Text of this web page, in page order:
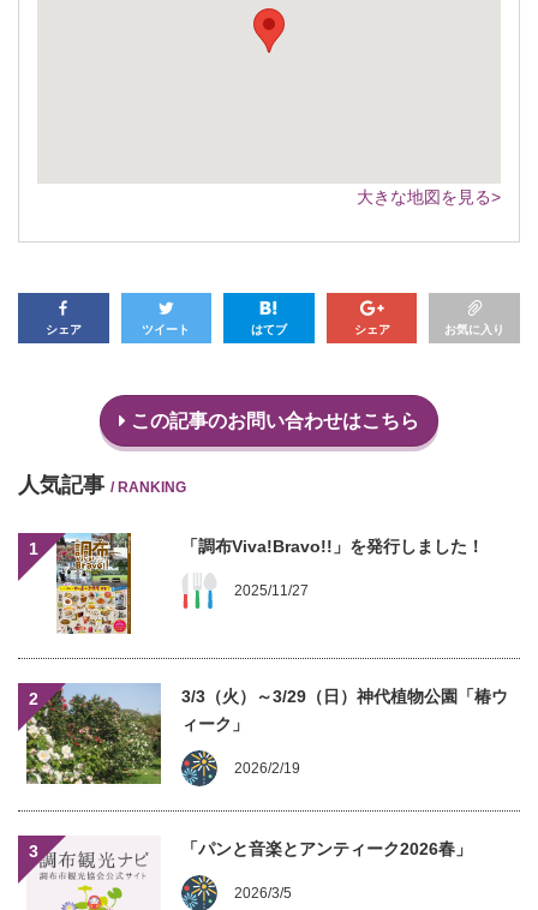
大きな地図を見る>
シェア ツイート はてブ シェア お気に入り
この記事のお問い合わせはこちら
人気記事 / RANKING
1 「調布Viva!Bravo!!」を発行しました！
2025/11/27
2
3/3（火）～3/29（日）神代植物公園「椿ウ
ィーク」
2026/2/19
3 「パンと音楽とアンティーク2026春」
2026/3/5